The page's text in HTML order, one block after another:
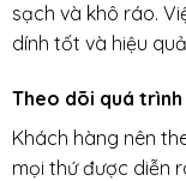
sạch và khô ráo.
dính tốt và hiệu
Theo dõi quá
Khách hàng nên
mọi thứ được diễn